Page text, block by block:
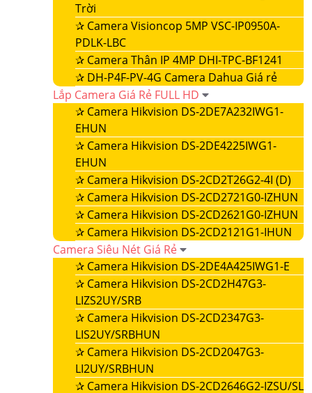
Trời
✰ Camera Visioncop 5MP VSC-IP0950A-
PDLK-LBC
✰ Camera Thân IP 4MP DHI-TPC-BF1241
✰ DH-P4F-PV-4G Camera Dahua Giá rẻ
Lắp Camera Giá Rẻ FULL HD
✰ Camera Hikvision DS-2DE7A232IWG1-
EHUN
✰ Camera Hikvision DS-2DE4225IWG1-
EHUN
✰ Camera Hikvision DS-2CD2T26G2-4I (D)
✰ Camera Hikvision DS-2CD2721G0-IZHUN
✰ Camera Hikvision DS-2CD2621G0-IZHUN
✰ Camera Hikvision DS-2CD2121G1-IHUN
Camera Siêu Nét Giá Rẻ
✰ Camera Hikvision DS-2DE4A425IWG1-E
✰ Camera Hikvision DS-2CD2H47G3-
LIZS2UY/SRB
✰ Camera Hikvision DS-2CD2347G3-
LIS2UY/SRBHUN
✰ Camera Hikvision DS-2CD2047G3-
LI2UY/SRBHUN
✰ Camera Hikvision DS-2CD2646G2-IZSU/SL